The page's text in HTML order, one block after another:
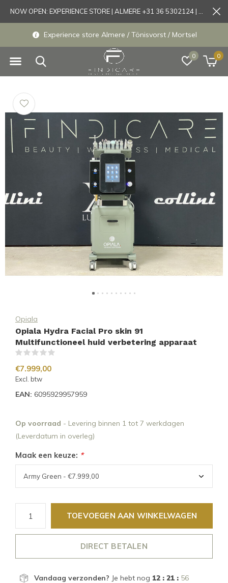
0 0
Experience store Almere / Tönisvorst / Mortsel
Opiala
Opiala Hydra Facial Pro skin 91
Multifunctioneel huid verbetering apparaat
€7.999,00
Excl. btw
EAN: 6095929957959
Op voorraad - Levering binnen 1 tot 7 werkdagen
(Leverdatum in overleg)
Maak een keuze: *
TOEVOEGEN AAN WINKELWAGEN
DIRECT BETALEN
Vandaag verzonden? Je hebt nog 12 : 21 : 55